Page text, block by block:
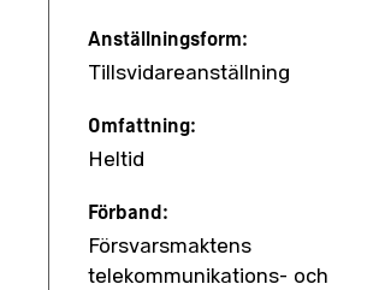
Anställningsform:
Tillsvidareanställning
Omfattning:
Heltid
Förband:
Försvarsmaktens
telekommunikations- och